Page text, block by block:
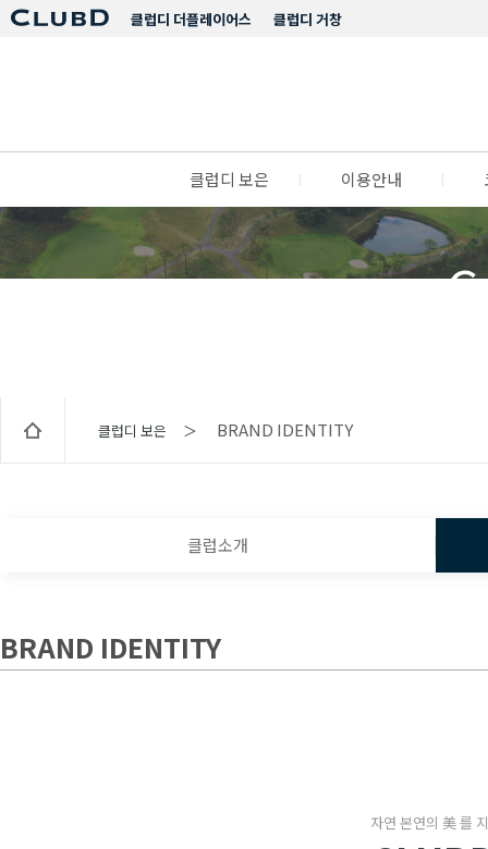
클럽디 거창
클럽디 더플레이어스
클럽디 보은 이용안내
클럽디 보은 ＞ BRAND IDENTITY
클럽소개
BRAND IDENTITY
자연 본연의 美 를